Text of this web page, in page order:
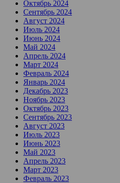
Октябрь 2024
Сентябрь 2024
Август 2024
Июль 2024
Июнь 2024
Май 2024
Апрель 2024
Март 2024
Февраль 2024
Январь 2024
Декабрь 2023
Ноябрь 2023
Октябрь 2023
Сентябрь 2023
Август 2023
Июль 2023
Июнь 2023
Май 2023
Апрель 2023
Март 2023
Февраль 2023